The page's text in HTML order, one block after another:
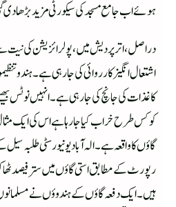
ہوئے اب جامع مسجد کی سیکورٹی مزید بڑھا
دراصل، اتر پردیش میں، پولرائزیشن کی
اشتعال انگیز کارروائی کی جا رہی ہے۔ ہندو
کاغذات کی جانچ کی جا رہی ہے۔ انہیں نوٹس
کو کس طرح خراب کیا جا رہا ہے اس کی ایک
گاؤں کا واقعہ ہے۔ الہ آباد یونیورسٹی طلبہ
ہیں۔ ایک دفعہ گاؤں کے ہندوؤں نے مسلمانوں